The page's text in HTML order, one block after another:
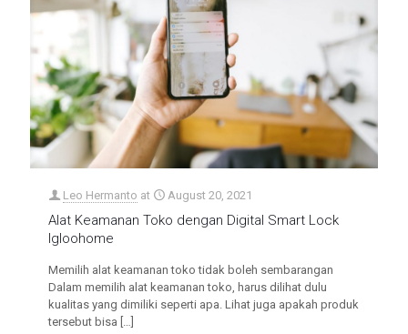
Leo Hermanto at August 20, 2021
Alat Keamanan Toko dengan Digital Smart Lock
Igloohome
Memilih alat keamanan toko tidak boleh sembarangan
Dalam memilih alat keamanan toko, harus dilihat dulu
kualitas yang dimiliki seperti apa. Lihat juga apakah produk
tersebut bisa